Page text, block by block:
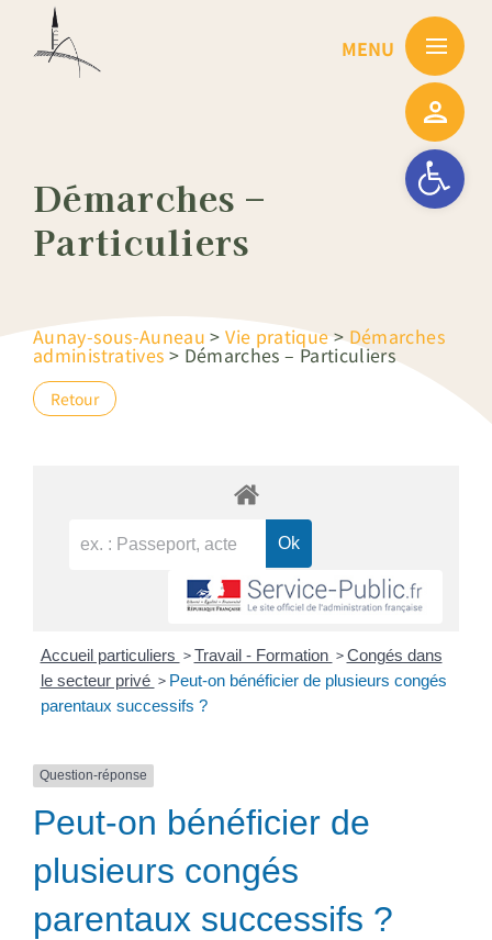
Ouvrir la
Démarches –
Particuliers
Aunay-sous-Auneau >Vie pratique>Démarches
administratives > Démarches – Particuliers
Retour
Accueil particuliers > Travail - Formation > Congés dans
le secteur privé > Peut-on bénéficier de plusieurs congés
parentaux successifs ?
Question-réponse
Peut-on bénéficier de
plusieurs congés
parentaux successifs ?